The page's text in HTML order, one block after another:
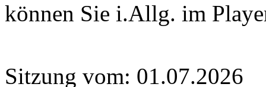
können Sie i.Allg. im
Sitzung vom: 01.07.2026